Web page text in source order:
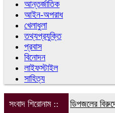
আন্তর্জাতিক
আইন-অপরাধ
খেলাধুলা
তথ্যপ্রযুক্তি
প্রবাস
বিনোদন
লাইফস্টাইল
সাহিত্য
সংবাদ শিরোনাম :: ডিপজলের